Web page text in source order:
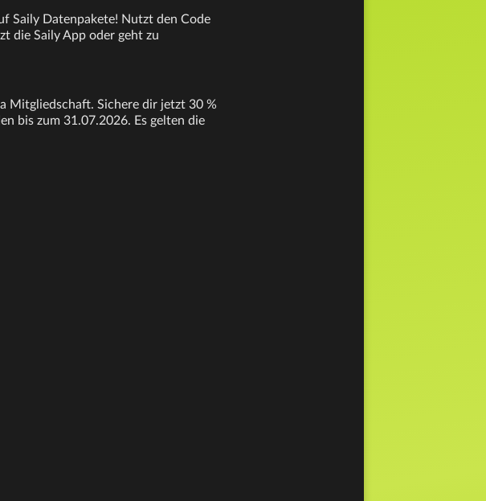
Saily Datenpakete! Nutzt den Code
die Saily App oder geht zu
Mitgliedschaft. Sichere dir jetzt 30 %
bis zum 31.07.2026. Es gelten die